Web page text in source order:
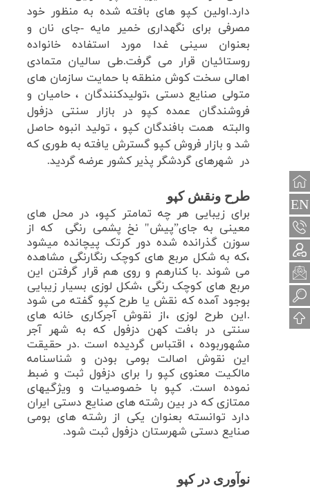
EN
دارد.اولین کپو های بافته شده به منظور خود
مصرفی برای نگهداری خمیر مایه -جای نان و
بعنوان سینی غدا مورد استفاده خانواده
روستائیان قرار می گرفت.طی سالیان متمادی
اهالی سخت کوش منطقه با حمایت سازمان های
متولی صنایع دستی ،تولیدکنندگان ، حامیان و
فروشندگان عمده کپو در بازار سنتی دزفول
والبته همت بافندگان کپو ، تولید انبوه حاصل
شد و بازار فروش کپو گسترش یافته به طوری که
در شهرهای گردشگر پذیر کشور عرضه گردید.
طرح ونقش کپو
برای زیبایی هر چه تمامتر کپو، در محل های
معینی به جای”پیش" نخ پشمی رنگی که از
سوزن گذرانده شده دور کرتک پیچانده میشود
،که به شکل مربع های کوچک رنگارنگی مشاهده
می شوند .با کنارهم و روی هم قرار گرفتن این
مربع های کوچک رنگی ،شکل لوزی بسیار زیبایی
بوجود آمده که نقش یا طرح کپو گفته می شود
.این طرح لوزی ،از نقوش آجرکاری خانه های
سنتی در بافت کهن دزفول که به شهر آجر
مشهوربوده ، اقتباس گردیده است .در حقیقت
این نقوش
اصالت بومی بودن و شناسنامه
مالکیت معنوی کپو را برای دزفول ثبت و ضبط
نموده است. کپو با خصوصیات و ویژگیهای
ممتازی که در بین رشته های صنایع دستی ایران
دارد توانسته بعنوان یکی از رشته های بومی
صنایع دستی شهرستان دزفول ثبت شود.
نوآوری در کپو